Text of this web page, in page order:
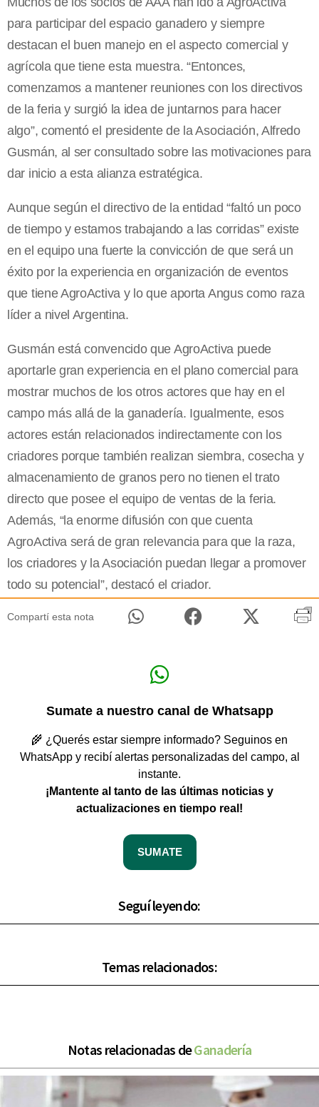
para participar del espacio ganadero y siempre
destacan el buen manejo en el aspecto comercial y
agrícola que tiene esta muestra. “Entonces,
comenzamos a mantener reuniones con los directivos
de la feria y surgió la idea de juntarnos para hacer
algo”, comentó el presidente de la Asociación, Alfredo
Gusmán, al ser consultado sobre las motivaciones para
dar inicio a esta alianza estratégica.
Aunque según el directivo de la entidad “faltó un poco
de tiempo y estamos trabajando a las corridas” existe
en el equipo una fuerte la convicción de que será un
éxito por la experiencia en organización de eventos
que tiene AgroActiva y lo que aporta Angus como raza
líder a nivel Argentina.
Gusmán está convencido que AgroActiva puede
aportarle gran experiencia en el plano comercial para
mostrar muchos de los otros actores que hay en el
campo más allá de la ganadería. Igualmente, esos
actores están relacionados indirectamente con los
criadores porque también realizan siembra, cosecha y
almacenamiento de granos pero no tienen el trato
directo que posee el equipo de ventas de la feria.
Además, “la enorme difusión con que cuenta
AgroActiva será de gran relevancia para que la raza,
los criadores y la Asociación puedan llegar a promover
todo su potencial”, destacó el criador.
Compartí esta nota
Sumate a nuestro canal de Whatsapp
🌾 ¿Querés estar siempre informado? Seguinos en
WhatsApp y recibí alertas personalizadas del campo, al
instante.
¡Mantente al tanto de las últimas noticias y
actualizaciones en tiempo real!
SUMATE
Seguí leyendo:
Temas relacionados:
Notas relacionadas deGanadería